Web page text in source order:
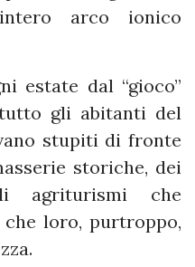
arco ionico
estate dal “gioco”
gli abitanti del
stupiti di fronte
storiche, dei
agriturismi che
che loro, purtroppo,